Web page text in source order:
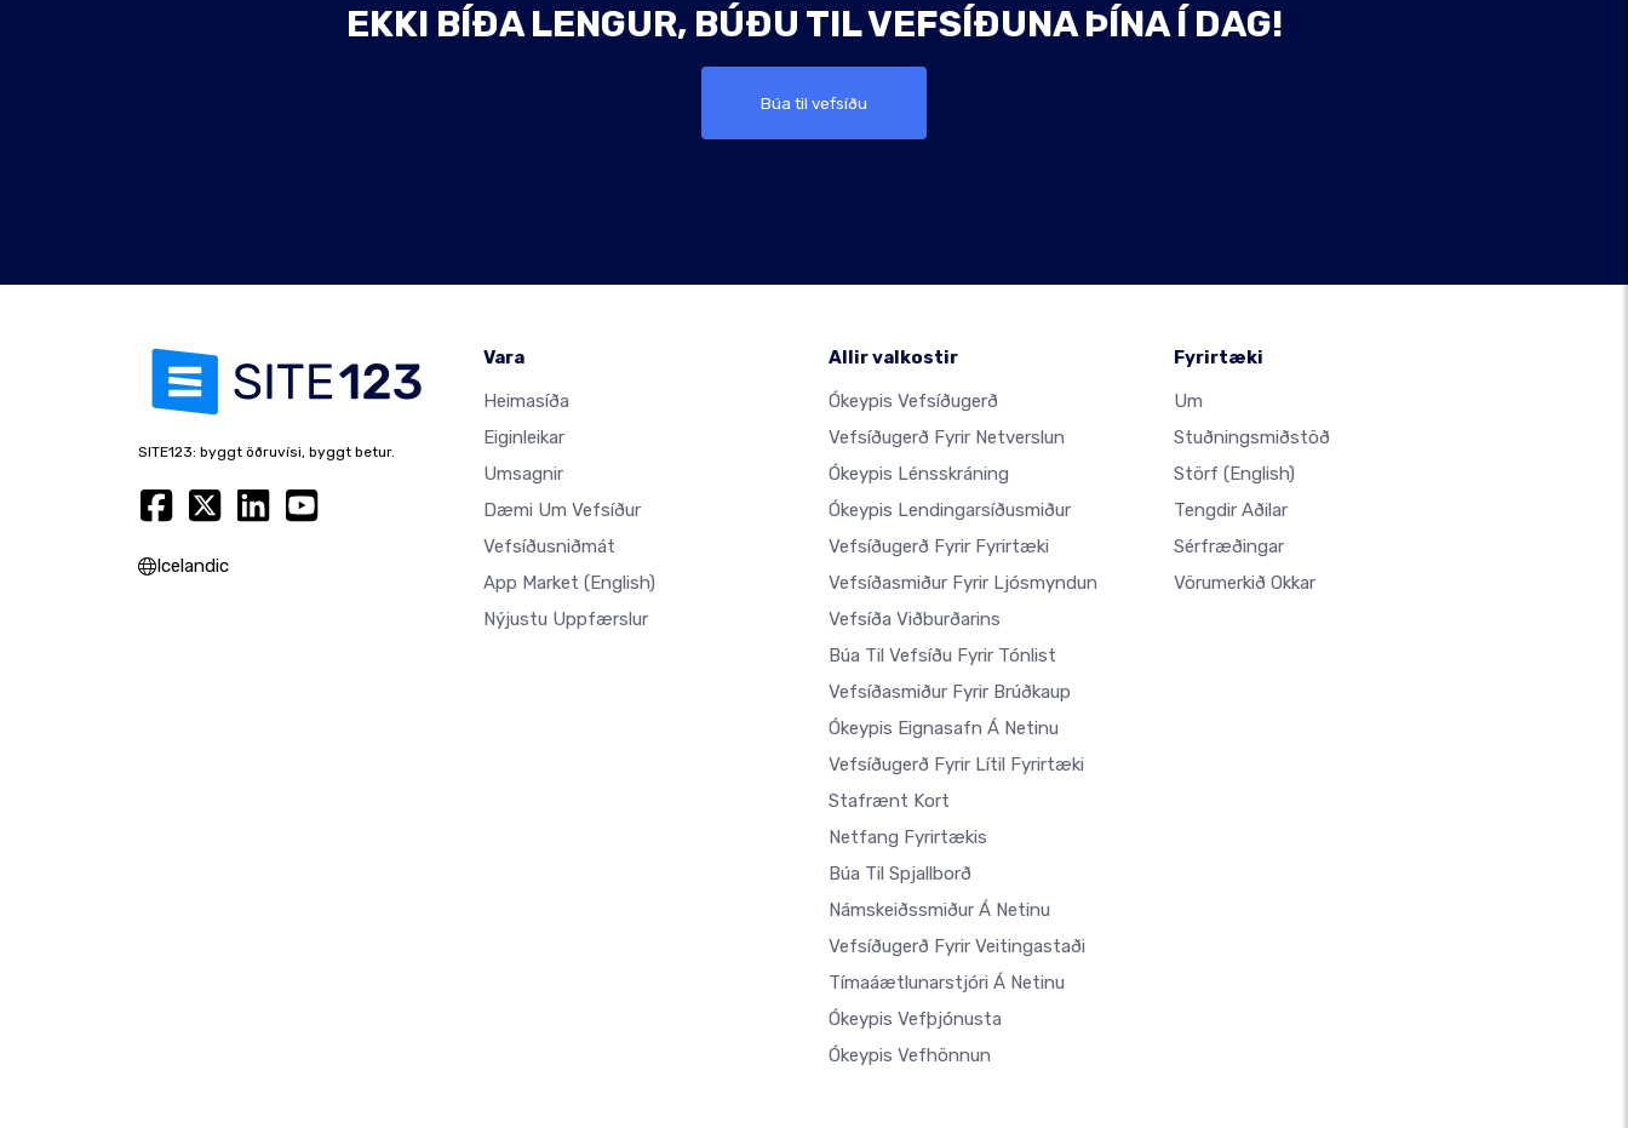
EKKI BÍÐA LENGUR, BÚÐU TIL VEFSÍÐUNA ÞÍNA Í DAG!
Búa til vefsíðu
SITE123: byggt öðruvísi, byggt betur.
Icelandic
Vara
Heimasíða
Eiginleikar
Umsagnir
Dæmi Um Vefsíður
Vefsíðusniðmát
App Market (English)
Nýjustu Uppfærslur
Allir valkostir
Ókeypis Vefsíðugerð
Vefsíðugerð Fyrir Netverslun
Ókeypis Lénsskráning
Ókeypis Lendingarsíðusmiður
Vefsíðugerð Fyrir Fyrirtæki
Vefsíðasmiður Fyrir Ljósmyndun
Vefsíða Viðburðarins
Búa Til Vefsíðu Fyrir Tónlist
Vefsíðasmiður Fyrir Brúðkaup
Ókeypis Eignasafn Á Netinu
Vefsíðugerð Fyrir Lítil Fyrirtæki
Stafrænt Kort
Netfang Fyrirtækis
Búa Til Spjallborð
Námskeiðssmiður Á Netinu
Vefsíðugerð Fyrir Veitingastaði
Tímaáætlunarstjóri Á Netinu
Ókeypis Vefþjónusta
Ókeypis Vefhönnun
Fyrirtæki
Um
Stuðningsmiðstöð
Störf (English)
Tengdir Aðilar
Sérfræðingar
Vörumerkið Okkar